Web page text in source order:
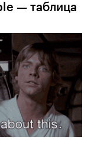
— таблица